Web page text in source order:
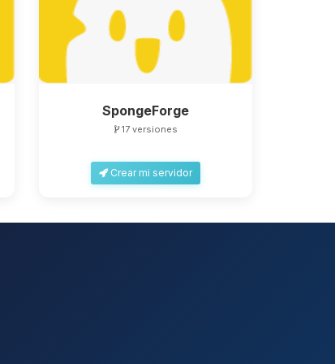
SpongeForge
17 versiones
Crear mi servidor